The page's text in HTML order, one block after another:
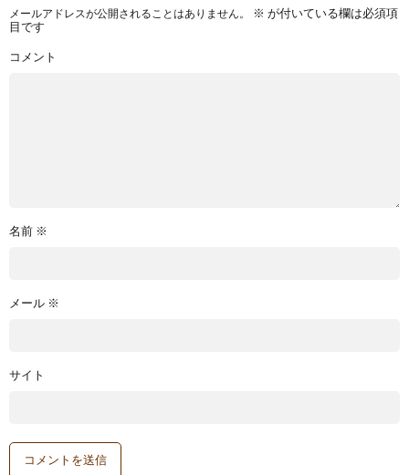
メールアドレスが公開されることはありません。 ※ が付いている欄は必須項
目です
コメント
名前 ※
メール ※
サイト